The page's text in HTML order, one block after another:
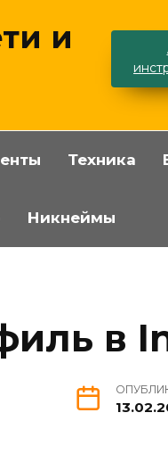
и
Техника
Никнеймы
в